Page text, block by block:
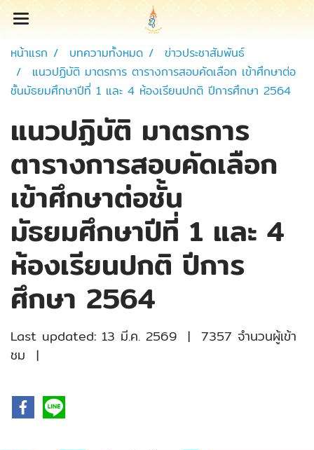
หน้าแรก บทความทั้งหมด
ข่าวประชาสัมพันธ์
แนวปฏิบัติ มาตรการ ตารางการสอบคัดเลือก เข้าศึกษาต่อ
ชั้นมัธยมศึกษาปีที่ 1 และ 4 ห้องเรียนปกติ ปีการศึกษา 2564
แนวปฏิบัติ มาตรการ
ตารางการสอบคัดเลือก
เข้าศึกษาต่อชั้น
มัธยมศึกษาปีที่ 1 และ 4
ห้องเรียนปกติ ปีการ
ศึกษา 2564
Last updated: 13 มี.ค. 2569 | 7357 จำนวนผู้เข้า
ชม |